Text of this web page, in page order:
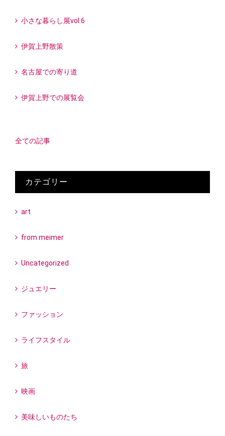
小さな暮らし展vol.6
伊賀上野散策
名古屋での寄り道
伊賀上野での展覧会
全ての記事
カテゴリー
art
from meimer
Uncategorized
ジュエリー
ファッション
ライフスタイル
旅
映画
美味しいものたち